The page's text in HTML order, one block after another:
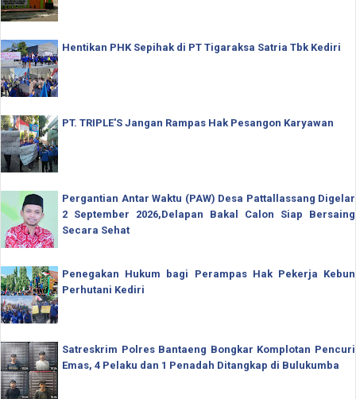
Hentikan PHK Sepihak di PT Tigaraksa Satria Tbk Kediri
PT. TRIPLE'S Jangan Rampas Hak Pesangon Karyawan
Pergantian Antar Waktu (PAW) Desa Pattallassang Digelar
2 September 2026,Delapan Bakal Calon Siap Bersaing
Secara Sehat
Penegakan Hukum bagi Perampas Hak Pekerja Kebun
Perhutani Kediri
Satreskrim Polres Bantaeng Bongkar Komplotan Pencuri
Emas, 4 Pelaku dan 1 Penadah Ditangkap di Bulukumba